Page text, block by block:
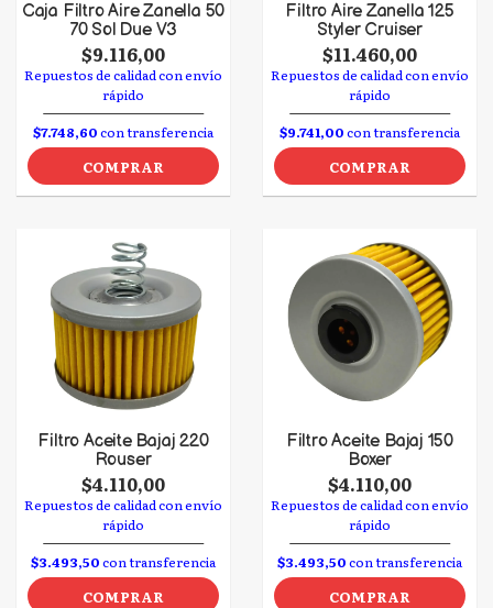
Caja Filtro Aire Zanella 50
70 Sol Due V3
$9.116,00
Repuestos de calidad con envío
rápido
$7.748,60con transferencia
COMPRAR
Filtro Aire Zanella 125
Styler Cruiser
$11.460,00
Repuestos de calidad con envío
rápido
$9.741,00con transferencia
COMPRAR
Filtro Aceite Bajaj 220
Rouser
$4.110,00
Repuestos de calidad con envío
rápido
$3.493,50con transferencia
COMPRAR
Filtro Aceite Bajaj 150
Boxer
$4.110,00
Repuestos de calidad con envío
rápido
$3.493,50con transferencia
COMPRAR